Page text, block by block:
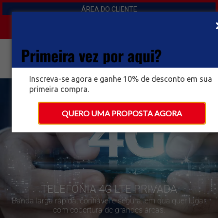
Primeira vez por aqui?
Inscreva-se agora e ganhe 10% de desconto em sua
primeira compra.
QUERO UMA PROPOSTA AGORA
ÁREA DO CLIENTE
TELEFONIA 4G LTE PRIVADA
Banda larga rápida, confiável e segura, em qualquer lugar,
com cobertura de grandes áreas.